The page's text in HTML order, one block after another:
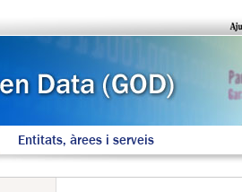
Entitats, àrees i serveis